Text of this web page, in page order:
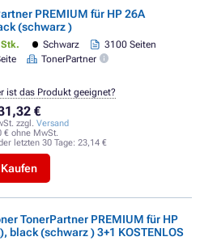
PREMIUM für HP 26A
(schwarz )
Schwarz
3100 Seiten
TonerPartner
€
zzgl. Versand
€ ohne MwSt.
letzten 30 Tage: 23,14 €
Kaufen
ist das Produkt geeignet?
TonerPartner PREMIUM für HP
black (schwarz ) 3+1 KOSTENLOS